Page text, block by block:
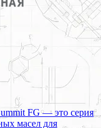
FG — это серия
масел для